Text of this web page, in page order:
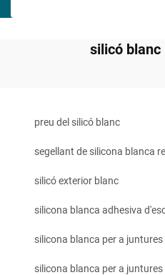
silicó blanc
preu del silicó blanc
segellant de silicona blanca
silicó exterior blanc
silicona blanca adhesiva
silicona blanca per a
silicona blanca per a